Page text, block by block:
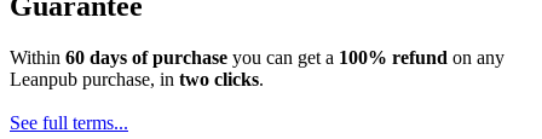
Within 60 days of purchase you can get a 100% refund on any
Leanpub purchase, in two clicks.
See full terms...